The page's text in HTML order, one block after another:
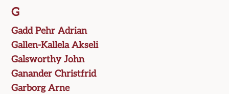
G
Gadd Pehr Adrian
Gallen-Kallela Akseli
Galsworthy John
Ganander Christfrid
Garborg Arne